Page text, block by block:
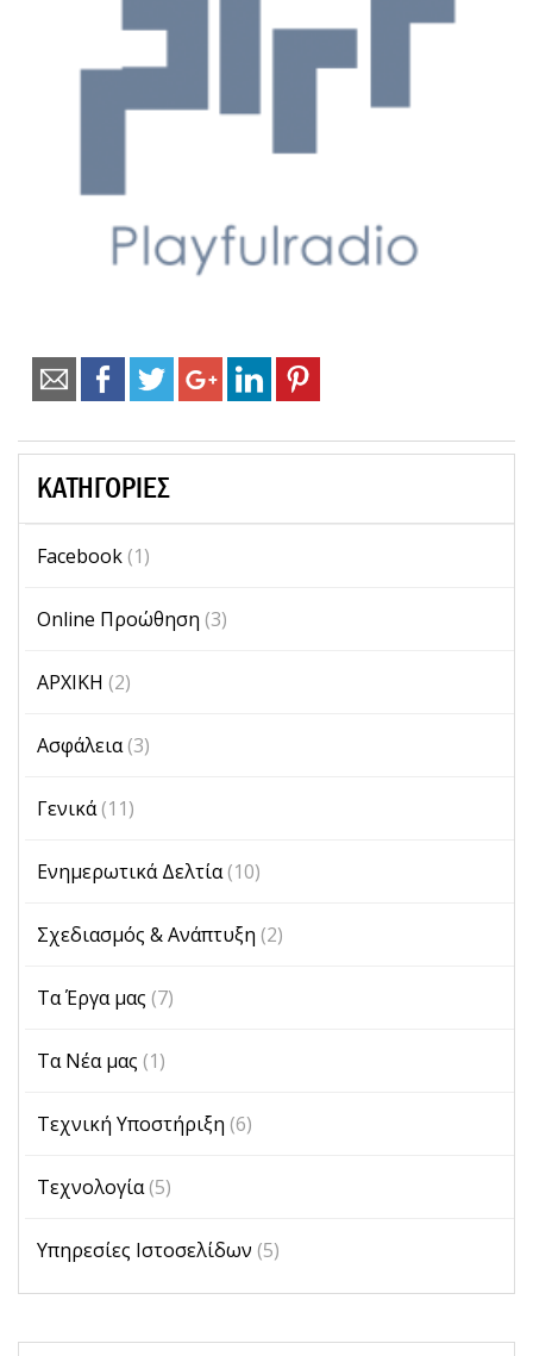
ΚΑΤΗΓΟΡΙΕΣ
Facebook(1)
Online Προώθηση (3)
ΑΡΧΙΚΗ (2)
Ασφάλεια(3)
Γενικά(11)
Ενημερωτικά Δελτία(10)
Σχεδιασμός & Ανάπτυξη (2)
Τα Έργα μας (7)
Τα Νέα μας (1)
Τεχνική Υποστήριξη (6)
Τεχνολογία(5)
Υπηρεσίες Ιστοσελίδων (5)